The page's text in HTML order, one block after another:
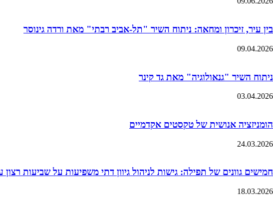
בין עיר, זיכרון ומחאה: ניתוח השיר "תל-אביב רבתי" מאת ורדה גינוסר
09.04.2026
ניתוח השיר "גנאולוגיה" מאת גד קינר
03.04.2026
הומניזציה אנושית של טקסטים אקדמיים
24.03.2026
חמישים גוונים של תפילה: גישות לניהול גיוון דתי משפיעות על שביעות
18.03.2026